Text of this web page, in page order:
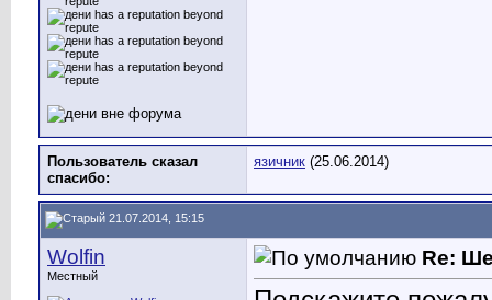
Пользователь сказал
cпасибо:
язичник (25.06.2014)
21.07.2014, 15:15
Wolfin
Местный
Re: